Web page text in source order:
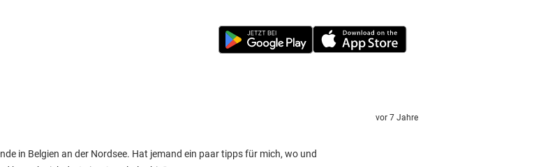
in Belgien an der Nordsee. Hat jemand ein paar tipps für mich, wo und
vor 7 Jahre